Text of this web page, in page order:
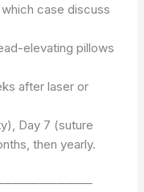
case discuss
elevating pillows
after laser or
Day 7 (suture
then yearly.